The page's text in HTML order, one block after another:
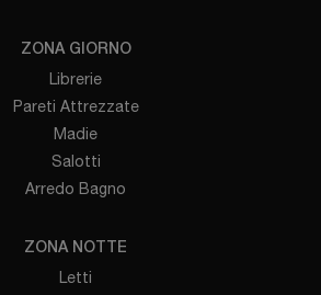
ZONA GIORNO
Librerie
Pareti Attrezzate
Madie
Salotti
Arredo Bagno
ZONA NOTTE
Letti